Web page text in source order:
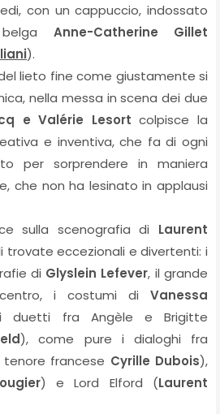
con un cappuccio, indossato
Anne-Catherine Gillet
).
lieto fine come giustamente si
nella messa in scena dei due
e Valérie Lesort colpisce la
e inventiva, che fa di ogni
per sorprendere in maniera
che non ha lesinato in applausi
sulla scenografia di Laurent
trovate eccezionali e divertenti: i
di Glyslein Lefever, il grande
i costumi di Vanessa
duetti fra Angèle e Brigitte
), come pure i dialoghi fra
tenore francese Cyrille Dubois),
) e Lord Elford (Laurent